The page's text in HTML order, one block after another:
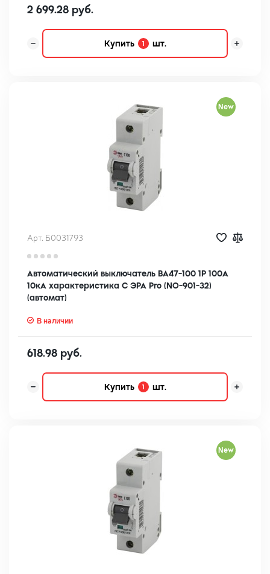
2 699.28 руб.
Купить 1 шт.
New
Арт. Б0031793
Автоматический выключатель ВА47-100 1Р 100А
10кА характеристика C ЭРА Pro (NO-901-32)
(автомат)
В наличии
618.98 руб.
Купить 1 шт.
New